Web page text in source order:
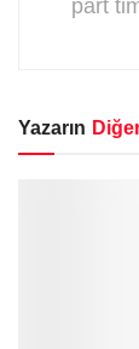
part
Yazarın